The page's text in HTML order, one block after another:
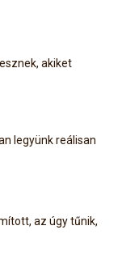
akiket
legyünk reálisan
az úgy tűnik,